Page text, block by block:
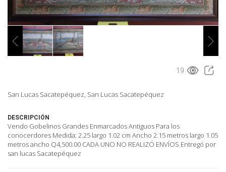
19
San Lucas Sacatepéquez, San Lucas Sacatepéquez
DESCRIPCIÓN
Vendo Gobelinos Grandes Enmarcados Antiguos Para los
conocerdores Medida; 2.25 largo 1.02 cm Ancho 2.15 metros largo 1.05
metros ancho Q4,500.00 CADA UNO NO REALIZÓ ENVÍOS Entregó por
san lucas Sacatepéquez